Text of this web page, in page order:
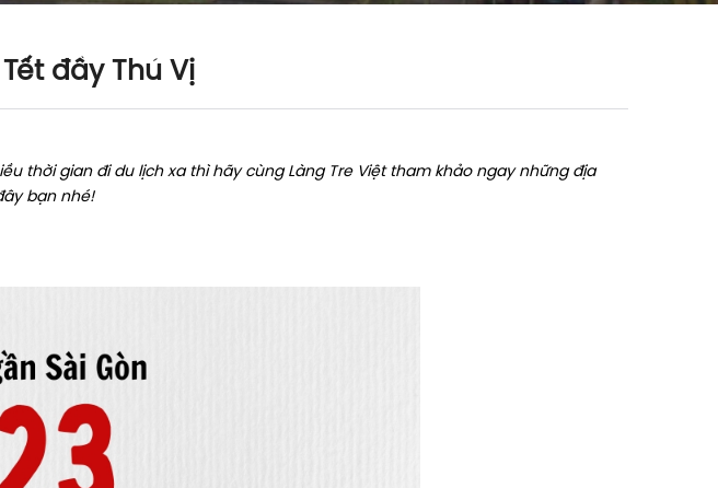
đầy Thú Vị
thời gian đi du lịch xa thì hãy cùng Làng Tre Việt tham khảo ngay những địa
bạn nhé!